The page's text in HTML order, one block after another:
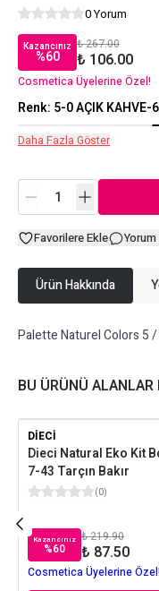
0 Yorum
Kazancınız
%60
₺ 267.00
₺ 106.00
Cosmetica Üyelerine Özel!
Renk: 5-0 AÇIK KAHVE-
Daha Fazla Göster
Favorilere Ekle
Ürün Hakkında
Palette Naturel Colors 5 /
BU ÜRÜNÜ
DIECI
Dieci Natural Eko Kit
7-43 Tarçın Bakır
(0)
Kazancınız
%60
₺ 219.90
₺ 87.50
Cosmetica Üyelerine Özel!